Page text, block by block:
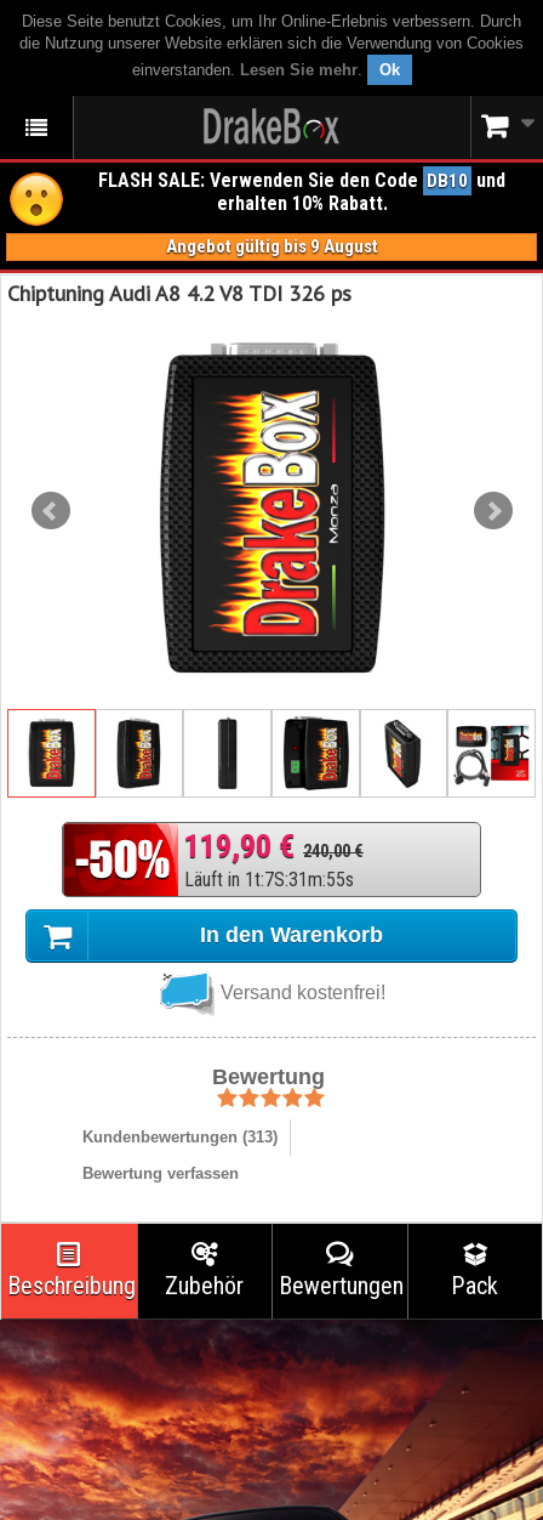
Diese Seite benutzt Cookies, um Ihr Online-Erlebnis verbessern. Durch
die Nutzung unserer Website erklären sich die Verwendung von Cookies
einverstanden. Lesen Sie mehr. Ok
FLASH SALE: Verwenden Sie den Code DB10 und
erhalten 10% Rabatt.
Angebot gültig bis 9 August
Chiptuning Audi A8 4.2 V8 TDI 326 ps
119,90 € 240,00 €
Läuft in 1t:7S:31m:54s
In den Warenkorb
Versand kostenfrei!
Bewertung
Kundenbewertungen (313)
Bewertung verfassen
Beschreibung Zubehör Bewertungen Pack